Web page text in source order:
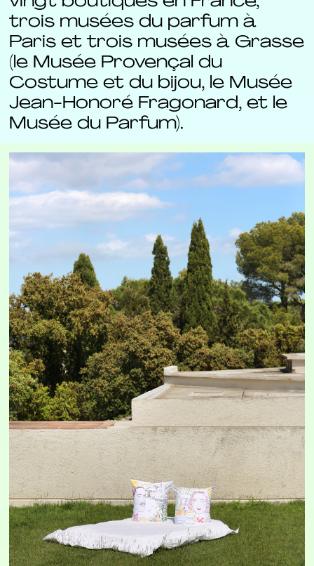
trois musées du parfum à
Paris et trois musées à Grasse
(le Musée Provençal du
Costume et du bijou, le Musée
Jean-Honoré Fragonard, et le
Musée du Parfum).